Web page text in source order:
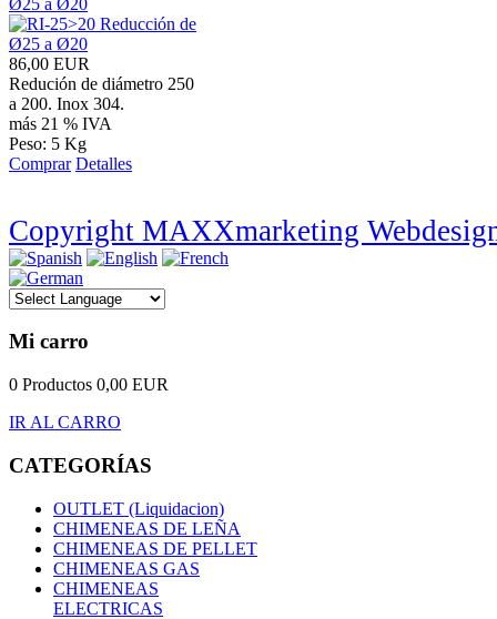
86,00 EUR
Redución de diámetro 250
a 200. Inox 304.
más 21 % IVA
Peso: 5 Kg
Comprar Detalles
Copyright MAXXmarketing
Mi carro
0 Productos 0,00 EUR
IR AL CARRO
CATEGORÍAS
OUTLET (Liquidacion)
CHIMENEAS DE LEÑA
CHIMENEAS DE PELLET
CHIMENEAS GAS
CHIMENEAS
ELECTRICAS